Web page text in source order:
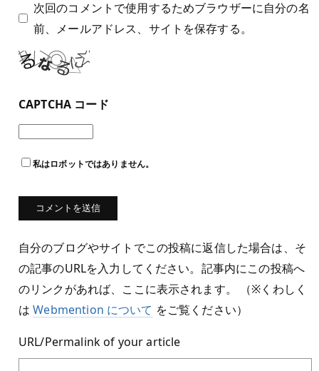
次回のコメントで使用するためブラウザーに自分の名
前、メールアドレス、サイトを保存する。
CAPTCHA コード
私はロボットではありません。
自分のブログやサイトでこの投稿に返信した場合は、そ
の記事のURLを入力してください。記事内にこの投稿へ
のリンクがあれば、ここに表示されます。 （※くわしく
はWebmention について をご覧ください）
URL/Permalink of your article